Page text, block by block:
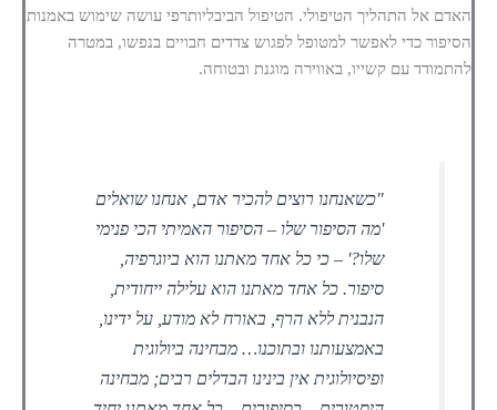
האדם אל התהליך הטיפולי. הטיפול הביבליותרפי עושה שימוש באמנות
הסיפור כדי לאפשר למטופל לפגוש צדדים חבויים בנפשו, במטרה
להתמודד עם קשייו, באווירה מוגנת ובטוחה.
"כשאנחנו רוצים להכיר אדם, אנחנו שואלים
'מה הסיפור שלו – הסיפור האמיתי הכי פנימי
שלו?' – כי כל אחד מאתנו הוא ביוגרפיה,
סיפור. כל אחד מאתנו הוא עלילה ייחודית,
הנבנית ללא הרף, באורח לא מודע, על ידינו,
באמצעותנו ובתוכנו… מבחינה ביולוגית
ופיסיולוגית אין בינינו הבדלים רבים; מבחינה